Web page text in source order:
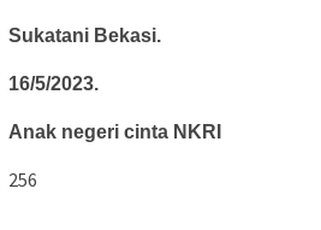
Sukatani Bekasi.
16/5/2023.
Anak negeri cinta NKRI
256